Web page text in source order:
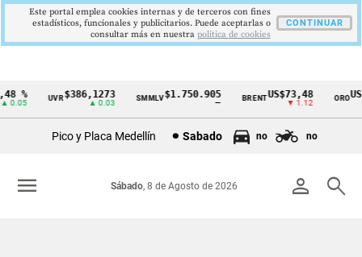
Cintillo
Colombia
% UVR$386,1273
▲ 0.03
SMMLV$1.750.905 BRENTUS$73,48
▼ 1.12
ORO
Pico y Placa Medellín Sabado no no
person search
Sábado, 8 de Agosto de 2026
menu
Este portal emplea cookies internas y de terceros con fines
estadísticos, funcionales y publicitarios. Puede aceptarlas o
consultar más en nuestra politica de cookies
CONTINUAR